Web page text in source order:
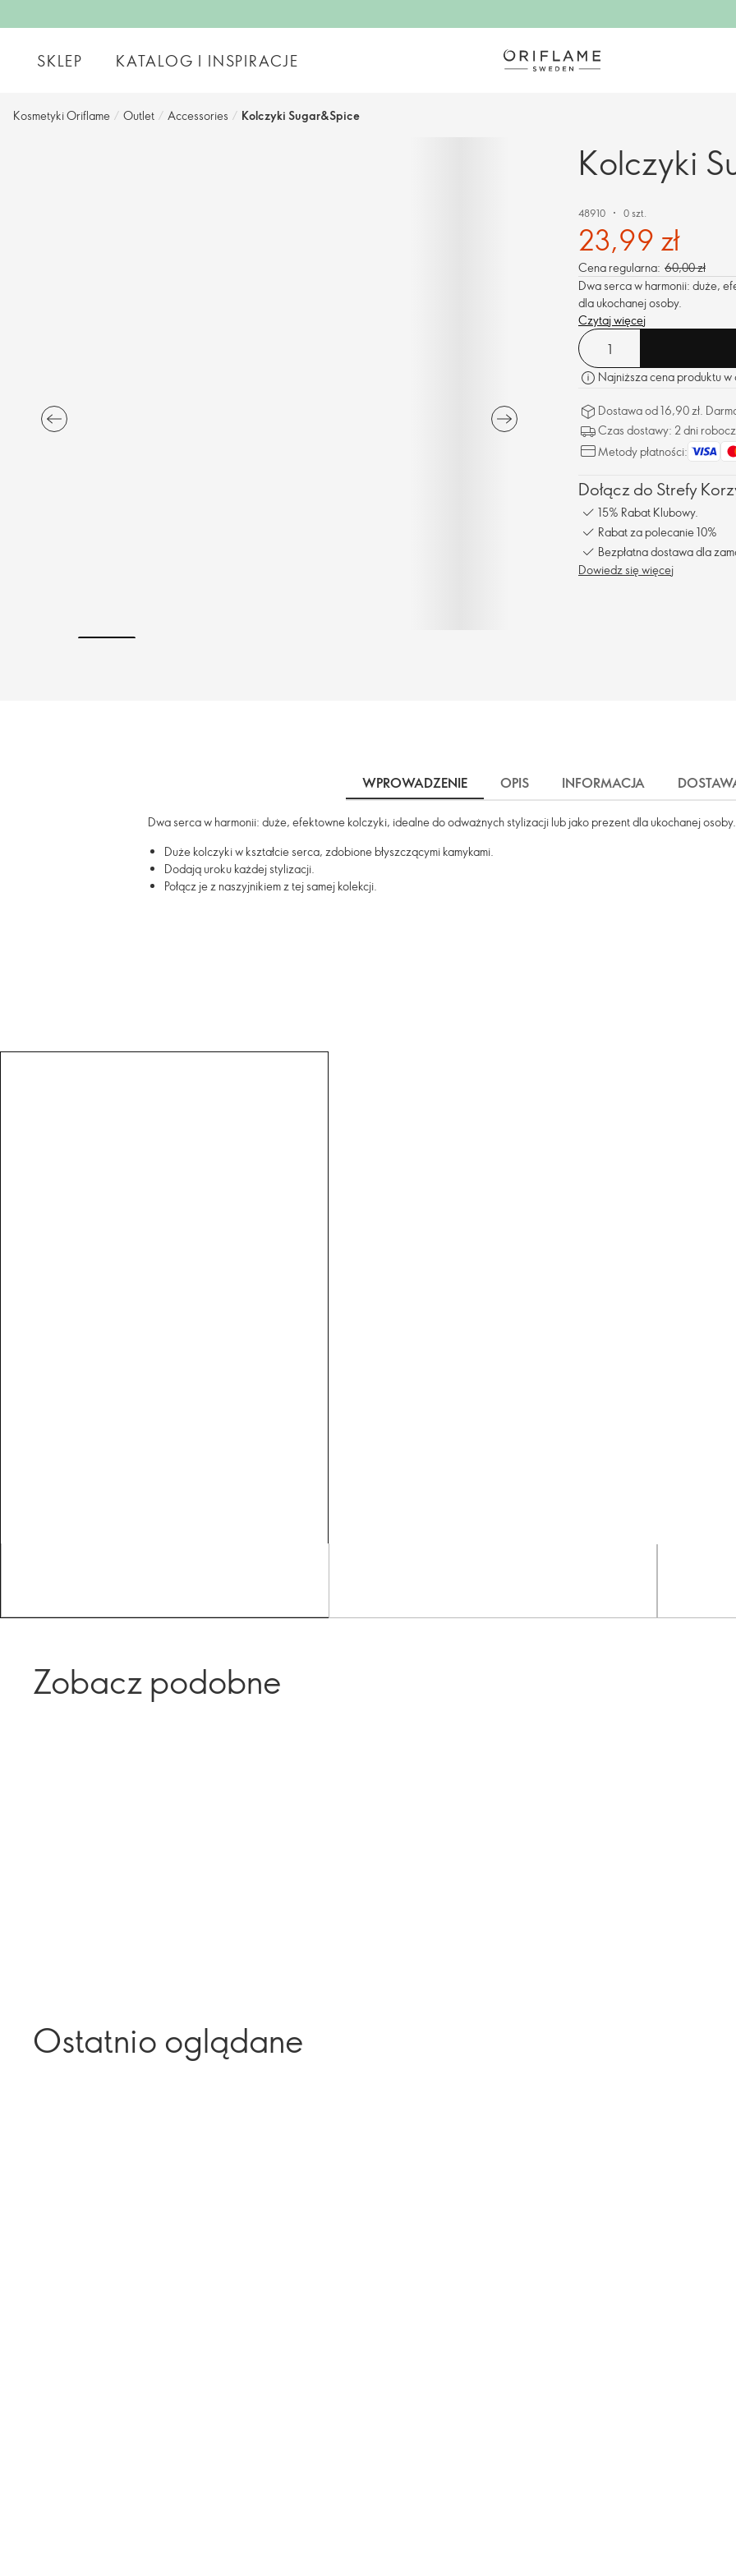
SKLEP KATALOG I INSPIRACJE
Kosmetyki Oriflame / Outlet / Accessories / Kolczyki Sugar&Spice
Kolczyki
48910 0 szt.
23,99 zł
Cena regularna: 60,00 zł
Dwa serca w harmonii: duże,
dla ukochanej osoby.
Czytaj więcej
Najniższa cena produktu
Dostawa od 16,90 zł.
Czas dostawy: 2 dni
Metody płatności:
Dołącz do Strefy
15% Rabat Klubowy.
Rabat za polecanie 10%
Bezpłatna dostawa dla
Dowiedz się więcej
WPROWADZENIE OPIS INFORMACJA
Dwa serca w harmonii: duże, efektowne kolczyki, idealne do odważnych stylizacji lub jako prezent dla ukochanej osoby.
Duże kolczyki w kształcie serca, zdobione błyszczącymi kamykami.
Dodają uroku każdej stylizacji.
Połącz je z naszyjnikiem z tej samej kolekcji.
Zobacz podobne
Ostatnio oglądane